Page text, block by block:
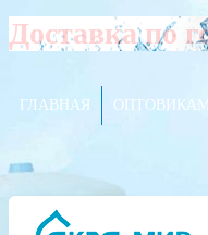
Доставка по
ГЛАВНАЯ ОПТОВИКАМ